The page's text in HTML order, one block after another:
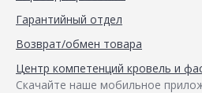
Гарантийный отдел
Возврат/обмен товара
Центр компетенций кровель и
Скачайте наше мобильное